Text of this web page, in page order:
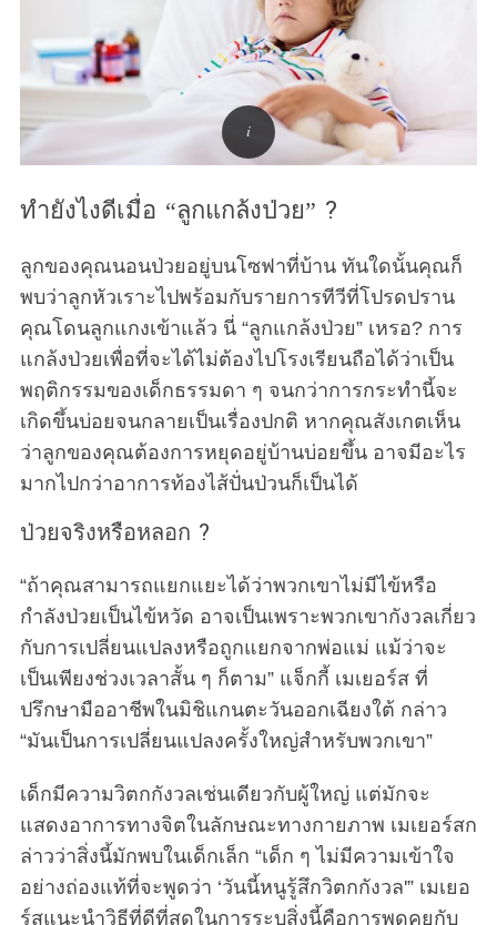
ทำยังไงดีเมื่อ “ลูกแกล้งป่วย” ?
ลูกของคุณนอนป่วยอยู่บนโซฟาที่บ้าน ทันใดนั้นคุณก็
พบว่าลูกหัวเราะไปพร้อมกับรายการทีวีที่โปรดปราน
คุณโดนลูกแกงเข้าแล้ว นี่ “ลูกแกล้งป่วย” เหรอ? การ
แกล้งป่วยเพื่อที่จะได้ไม่ต้องไปโรงเรียนถือได้ว่าเป็น
พฤติกรรมของเด็กธรรมดา ๆ จนกว่าการกระทำนี้จะ
เกิดขึ้นบ่อยจนกลายเป็นเรื่องปกติ หากคุณสังเกตเห็น
ว่าลูกของคุณต้องการหยุดอยู่บ้านบ่อยขึ้น อาจมีอะไร
มากไปกว่าอาการท้องไส้ปั่นป่วนก็เป็นได้
ป่วยจริงหรือหลอก ?
“ถ้าคุณสามารถแยกแยะได้ว่าพวกเขาไม่มีไข้หรือ
กำลังป่วยเป็นไข้หวัด อาจเป็นเพราะพวกเขากังวลเกี่ยว
กับการเปลี่ยนแปลงหรือถูกแยกจากพ่อแม่ แม้ว่าจะ
เป็นเพียงช่วงเวลาสั้น ๆ ก็ตาม” แจ็กกี้ เมเยอร์ส ที่
ปรึกษามืออาชีพในมิชิแกนตะวันออกเฉียงใต้ กล่าว
“มันเป็นการเปลี่ยนแปลงครั้งใหญ่สำหรับพวกเขา”
เด็กมีความวิตกกังวลเช่นเดียวกับผู้ใหญ่ แต่มักจะ
แสดงอาการทางจิตในลักษณะทางกายภาพ เมเยอร์สก
ล่าวว่าสิ่งนี้มักพบในเด็กเล็ก “เด็ก ๆ ไม่มีความเข้าใจ
อย่างถ่องแท้ที่จะพูดว่า ‘วันนี้หนูรู้สึกวิตกกังวล'” เมเยอ
ร์สแนะนำวิธีที่ดีที่สุดในการระบุสิ่งนี้คือการพูดคุยกับ